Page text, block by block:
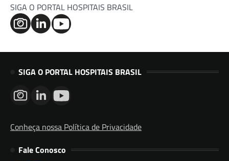
SIGA O PORTAL HOSPITAIS BRASIL
SIGA O PORTAL HOSPITAIS BRASIL
Conheça nossa Política de Privacidade
Fale Conosco